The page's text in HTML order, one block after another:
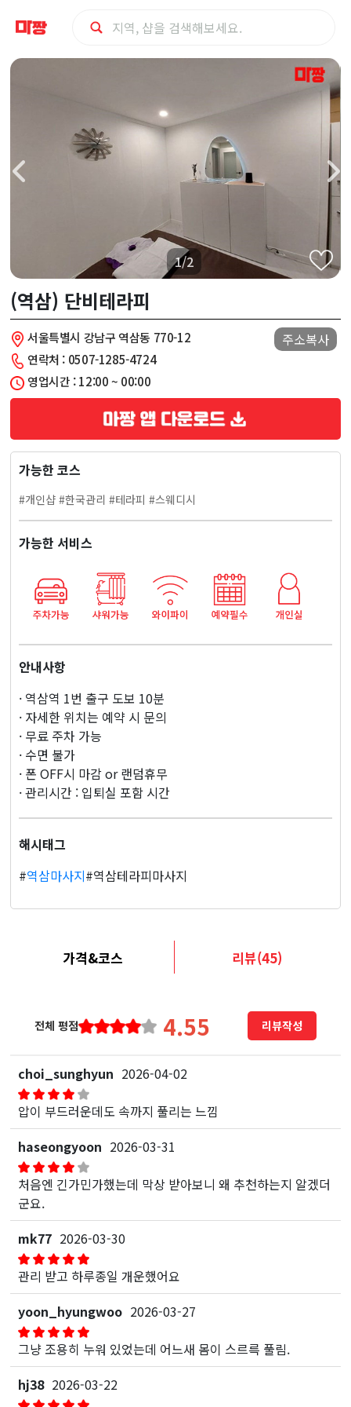
강
구
(역
단
비
테
라
피
마
사
지
1/2
(역삼) 단비테라피
서울특별시 강남구 역삼동 770-12 주소복사
연락처 : 0507-1285-4724
영업시간 : 12:00 ~ 00:00
가능한 코스
#개인샵 #한국관리 #테라피 #스웨디시
가능한 서비스
안내사항
· 역삼역 1번 출구 도보 10분
· 자세한 위치는 예약 시 문의
· 무료 주차 가능
· 수면 불가
· 폰 OFF시 마감 or 랜덤휴무
· 관리시간 : 입퇴실 포함 시간
해시태그
#역삼마사지#역삼테라피마사지
가격&코스 리뷰(45)
전체 평점 4.55 리뷰작성
choi_sunghyun 2026-04-02
압이 부드러운데도 속까지 풀리는 느낌
haseongyoon 2026-03-31
처음엔 긴가민가했는데 막상 받아보니 왜 추천하는지 알겠더
군요.
mk77 2026-03-30
관리 받고 하루종일 개운했어요
yoon_hyungwoo 2026-03-27
그냥 조용히 누워 있었는데 어느새 몸이 스르륵 풀림.
hj38 2026-03-22